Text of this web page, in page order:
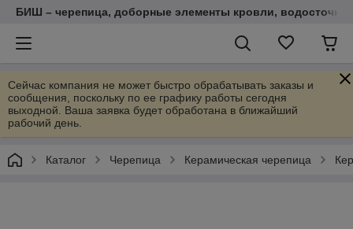
БИШ – черепица, доборные элементы кровли,
Сейчас компания не может быстро обрабатывать заказы и
сообщения, поскольку по ее графику работы сегодня
выходной. Ваша заявка будет обработана в ближайший
рабочий день.
Каталог Черепица Керамическая черепица